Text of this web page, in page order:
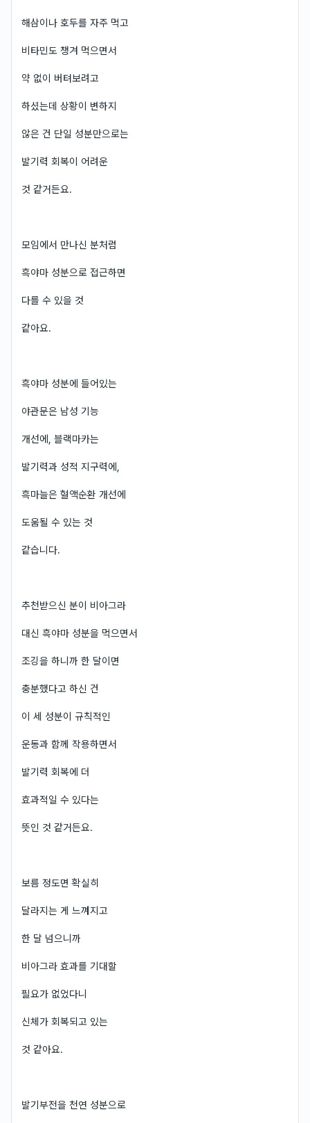
해삼이나 호두를 자주 먹고
비타민도 챙겨 먹으면서
약 없이 버텨보려고
하셨는데 상황이 변하지
않은 건 단일 성분만으로는
발기력 회복이 어려운
것 같거든요.
모임에서 만나신 분처럼
흑야마 성분으로 접근하면
다를 수 있을 것
같아요.
흑야마 성분에 들어있는
야관문은 남성 기능
개선에, 블랙마카는
발기력과 성적 지구력에,
흑마늘은 혈액순환 개선에
도움될 수 있는 것
같습니다.
추천받으신 분이 비아그라
대신 흑야마 성분을 먹으면서
조깅을 하니까 한 달이면
충분했다고 하신 건
이 세 성분이 규칙적인
운동과 함께 작용하면서
발기력 회복에 더
효과적일 수 있다는
뜻인 것 같거든요.
보름 정도면 확실히
달라지는 게 느껴지고
한 달 넘으니까
비아그라 효과를 기대할
필요가 없었다니
신체가 회복되고 있는
것 같아요.
발기부전을 천연 성분으로